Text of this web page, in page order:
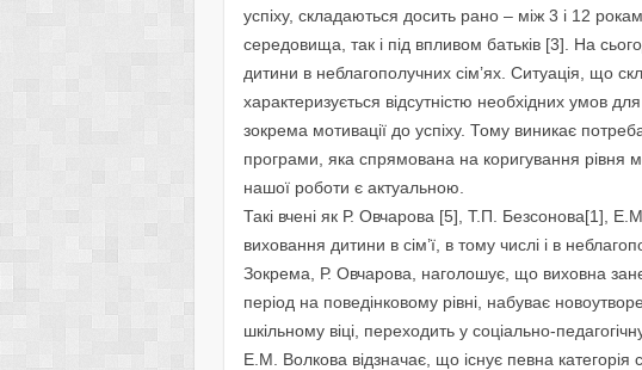
успiху, складаються досить рано – мiж 3 i 12
середовища, так i пiд впливом батьків [3]. На
дитини в неблагополучних сiм’ях. Ситуацiя, що
характеризується вiдсутнiстю необхiдних умов
зокрема мотивацiї до успiху. Тому виникає
програми, яка спрямована на коригування рiвня
нашої роботи є актуальною.
Такi вченi як Р. Овчарова [5], Т.П. Безсонова[1],
виховання дитини в сiм’ї, в тому числi i в
Зокрема, Р. Овчарова, наголошує, що виховна
перiод на поведiнковому рiвнi, набуває
шкiльному вiцi, переходить у соцiально-педагогiчну
Е.М. Волкова вiдзначає, що iснує певна категорiя